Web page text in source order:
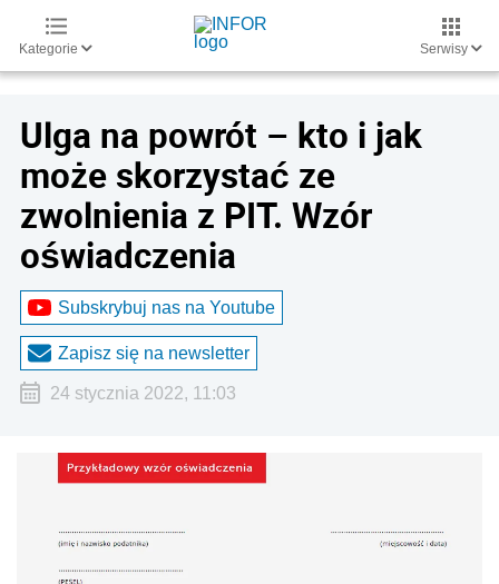
Kategorie Serwisy
Ulga na powrót – kto i jak
może skorzystać ze
zwolnienia z PIT. Wzór
oświadczenia
Subskrybuj nas na Youtube
Zapisz się na newsletter
24 stycznia 2022, 11:03